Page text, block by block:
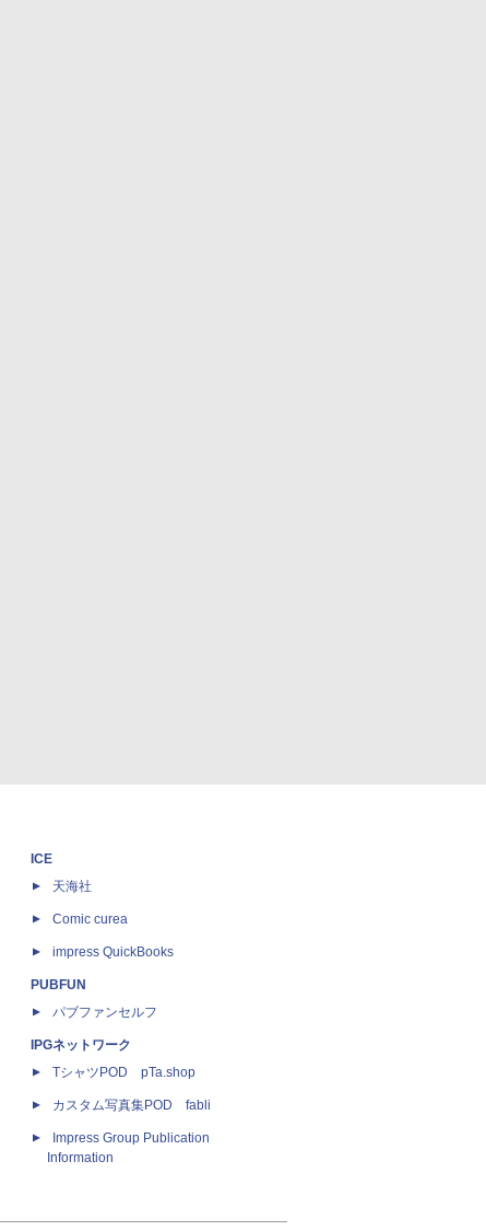
ICE
天海社
Comic curea
impress QuickBooks
PUBFUN
パブファンセルフ
IPGネットワーク
TシャツPOD pTa.shop
カスタム写真集POD fabli
Impress Group Publication
Information